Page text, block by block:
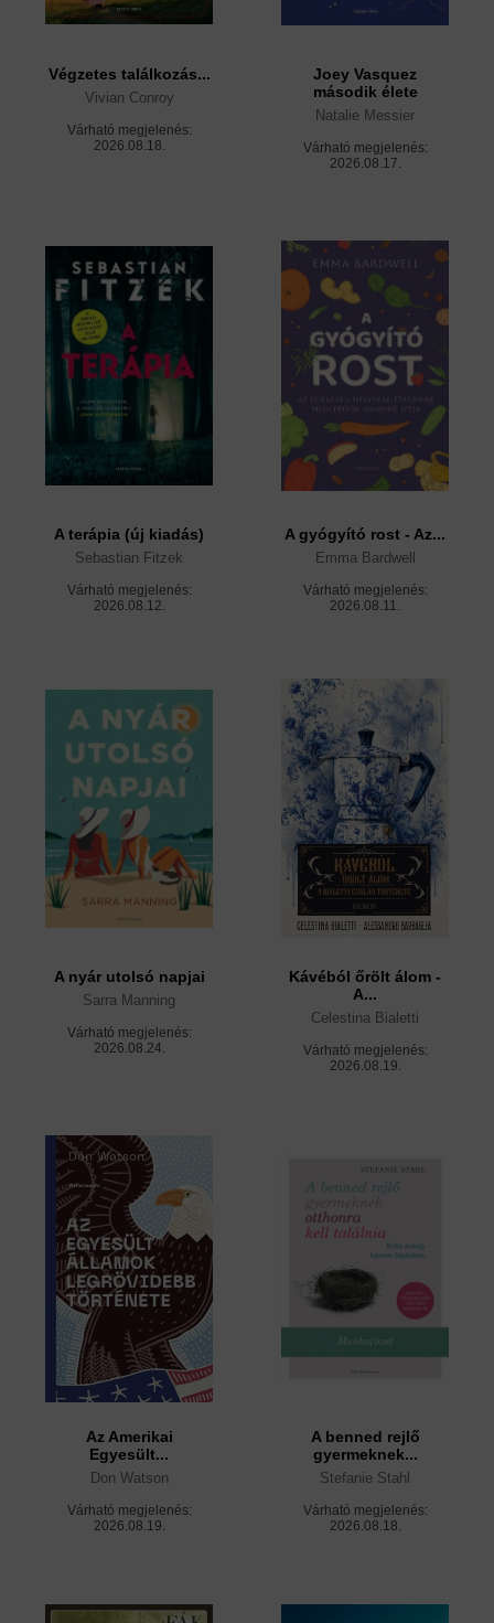
Végzetes találkozás...
Vivian Conroy
Várható megjelenés:
2026.08.18.
Joey Vasquez
második élete
Natalie Messier
Várható megjelenés:
2026.08.17.
A terápia (új kiadás)
Sebastian Fitzek
Várható megjelenés:
2026.08.12.
A gyógyító rost - Az...
Emma Bardwell
Várható megjelenés:
2026.08.11.
A nyár utolsó napjai
Sarra Manning
Várható megjelenés:
2026.08.24.
Kávéból őrölt álom -
A...
Celestina Bialetti
Várható megjelenés:
2026.08.19.
Az Amerikai
Egyesült...
Don Watson
Várható megjelenés:
2026.08.19.
A benned rejlő
gyermeknek...
Stefanie Stahl
Várható megjelenés:
2026.08.18.